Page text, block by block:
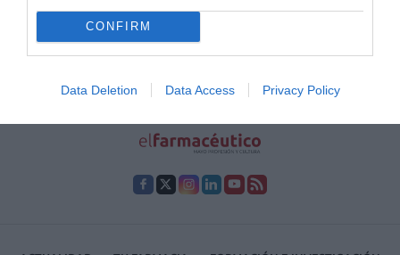
CONFIRM
Data Deletion Data Access Privacy Policy
Récord de comunicaciones para el 24 Congreso Nacional
Farmacéutico de Oviedo